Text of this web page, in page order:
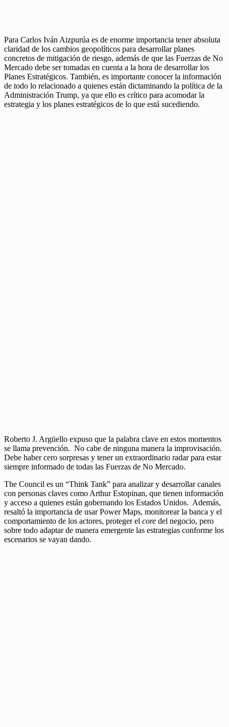
Para Carlos Iván Aizpurúa es de enorme importancia tener absoluta
claridad de los cambios geopolíticos para desarrollar planes
concretos de mitigación de riesgo, además de que las Fuerzas de No
Mercado debe ser tomadas en cuenta a la hora de desarrollar los
Planes Estratégicos. También, es importante conocer la información
de todo lo relacionado a quienes están dictaminando la política de la
Administración Trump, ya que ello es crítico para acomodar la
estrategia y los planes estratégicos de lo que está sucediendo.
Roberto J. Argüello expuso que la palabra clave en estos momentos
se llama prevención. No cabe de ninguna manera la improvisación.
Debe haber cero sorpresas y tener un extraordinario radar para estar
siempre informado de todas las Fuerzas de No Mercado.
The Council es un “Think Tank” para analizar y desarrollar canales
con personas claves como Arthur Estopinan, que tienen información
y acceso a quienes están gobernando los Estados Unidos. Además,
resaltó la importancia de usar Power Maps, monitorear la banca y el
comportamiento de los actores, proteger el core del negocio, pero
sobre todo adaptar de manera emergente las estrategias conforme los
escenarios se vayan dando.